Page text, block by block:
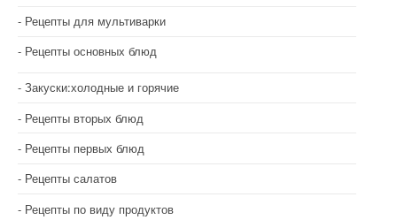
Рецепты для мультиварки
Рецепты основных блюд
Закуски:холодные и горячие
Рецепты вторых блюд
Рецепты первых блюд
Рецепты салатов
Рецепты по виду продуктов